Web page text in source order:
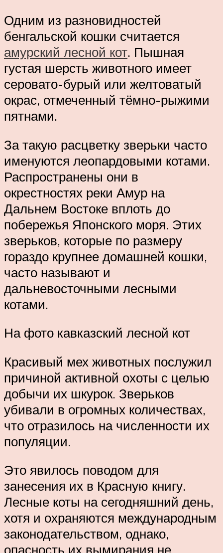
Одним из разновидностей
бенгальской кошки считается
амурский лесной кот. Пышная
густая шерсть животного имеет
серовато-бурый или желтоватый
окрас, отмеченный тёмно-рыжими
пятнами.
За такую расцветку зверьки часто
именуются леопардовыми котами.
Распространены они в
окрестностях реки Амур на
Дальнем Востоке вплоть до
побережья Японского моря. Этих
зверьков, которые по размеру
гораздо крупнее домашней кошки,
часто называют и
дальневосточными лесными
котами.
На фото кавказский лесной кот
Красивый мех животных послужил
причиной активной охоты с целью
добычи их шкурок. Зверьков
убивали в огромных количествах,
что отразилось на численности их
популяции.
Это явилось поводом для
занесения их в Красную книгу.
Лесные коты на сегодняшний день,
хотя и охраняются международным
законодательством, однако,
опасность их вымирания не